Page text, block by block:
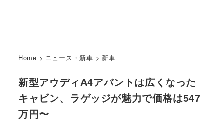
Home > ニュース・新車 > 新車
新型アウディA4アバントは広くなった
キャビン、ラゲッジが魅力で価格は547
万円〜